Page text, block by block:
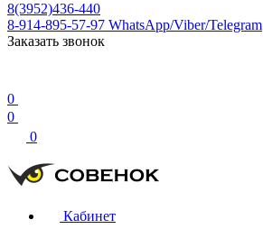
8(3952)436-440
8-914-895-57-97 WhatsApp/Viber/Telegram
Заказать звонок
0
0
0
Кабинет